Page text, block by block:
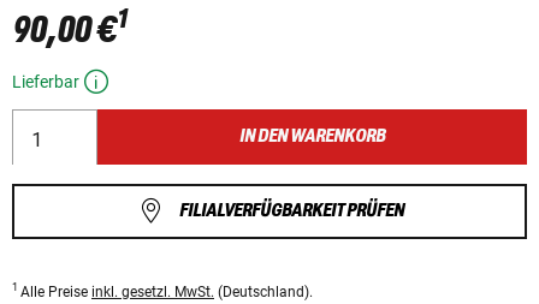
90,00 €1
Lieferbar
IN DEN WARENKORB
FILIALVERFÜGBARKEIT PRÜFEN
1 Alle Preise inkl. gesetzl. MwSt. (Deutschland).